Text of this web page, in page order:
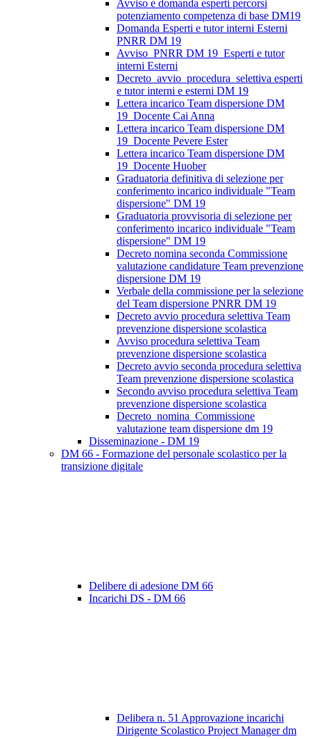
Avviso e domanda esperti percorsi
potenziamento competenza di base DM19
Domanda Esperti e tutor interni Esterni
PNRR DM 19
Avviso_PNRR DM 19_Esperti e tutor
interni Esterni
Decreto_avvio_procedura_selettiva esperti
e tutor interni e esterni DM 19
Lettera incarico Team dispersione DM
19_Docente Cai Anna
Lettera incarico Team dispersione DM
19_Docente Pevere Ester
Lettera incarico Team dispersione DM
19_Docente Huober
Graduatoria definitiva di selezione per
conferimento incarico individuale "Team
dispersione" DM 19
Graduatoria provvisoria di selezione per
conferimento incarico individuale "Team
dispersione" DM 19
Decreto nomina seconda Commissione
valutazione candidature Team prevenzione
dispersione DM 19
Verbale della commissione per la selezione
del Team dispersione PNRR DM 19
Decreto avvio procedura selettiva Team
prevenzione dispersione scolastica
Avviso procedura selettiva Team
prevenzione dispersione scolastica
Decreto avvio seconda procedura selettiva
Team prevenzione dispersione scolastica
Secondo avviso procedura selettiva Team
prevenzione dispersione scolastica
Decreto_nomina_Commissione
valutazione team dispersione dm 19
Disseminazione - DM 19
DM 66 - Formazione del personale scolastico per la
transizione digitale
Delibere di adesione DM 66
Incarichi DS - DM 66
Delibera n. 51 Approvazione incarichi
Dirigente Scolastico Project Manager dm